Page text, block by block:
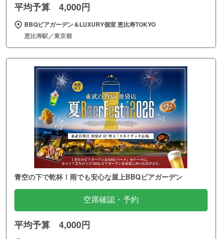
平均予算 4,000円
BBQビアガーデン＆LUXURY個室 恵比寿TOKYO
恵比寿駅／東京都
青空の下で乾杯！雨でも安心な屋上BBQビアガーデン
空席確認・予約
平均予算 4,000円